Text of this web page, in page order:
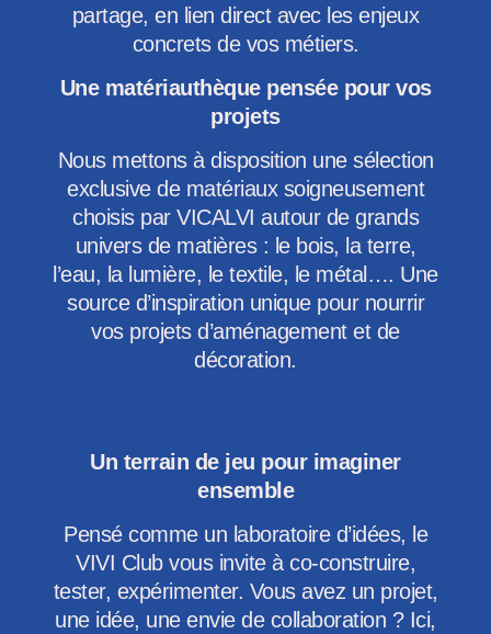
partage, en lien direct avec les enjeux
concrets de vos métiers.
Une matériauthèque pensée pour vos
projets
Nous mettons à disposition une sélection
exclusive de matériaux soigneusement
choisis par VICALVI autour de grands
univers de matières : le bois, la terre,
l’eau, la lumière, le textile, le métal…. Une
source d’inspiration unique pour nourrir
vos projets d’aménagement et de
décoration.
Un terrain de jeu pour imaginer
ensemble
Pensé comme un laboratoire d’idées, le
VIVI Club vous invite à co-construire,
tester, expérimenter. Vous avez un projet,
une idée, une envie de collaboration ? Ici,